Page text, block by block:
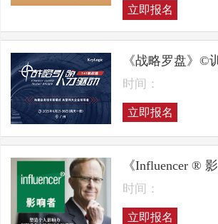
立即报名
《战略罗盘》©
时间：
立即报名
《Influencer ®
时间：
立即报名